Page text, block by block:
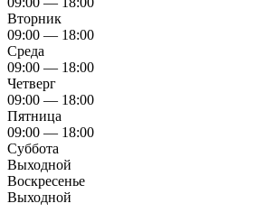
Вторник
09:00 — 18:00
Среда
09:00 — 18:00
Четверг
09:00 — 18:00
Пятница
09:00 — 18:00
Суббота
Выходной
Воскресенье
Выходной